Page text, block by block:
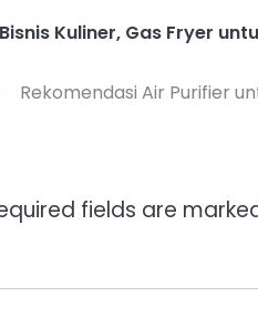
Kuliner, Gas Fryer
Rekomendasi Air Purifier
fields are